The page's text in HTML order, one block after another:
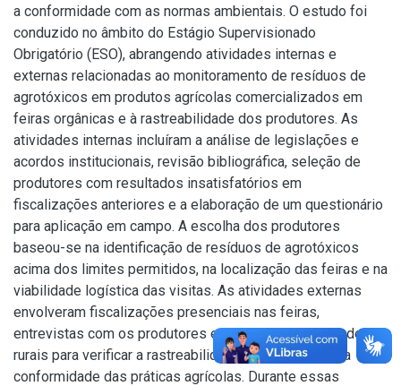
a conformidade com as normas ambientais. O estudo foi
conduzido no âmbito do Estágio Supervisionado
Obrigatório (ESO), abrangendo atividades internas e
externas relacionadas ao monitoramento de resíduos de
agrotóxicos em produtos agrícolas comercializados em
feiras orgânicas e à rastreabilidade dos produtores. As
atividades internas incluíram a análise de legislações e
acordos institucionais, revisão bibliográfica, seleção de
produtores com resultados insatisfatórios em
fiscalizações anteriores e a elaboração de um questionário
para aplicação em campo. A escolha dos produtores
baseou-se na identificação de resíduos de agrotóxicos
acima dos limites permitidos, na localização das feiras e na
viabilidade logística das visitas. As atividades externas
envolveram fiscalizações presenciais nas feiras,
entrevistas com os produtores e visitas às propriedades
rurais para verificar a rastreabilidade dos produtos e a
conformidade das práticas agrícolas. Durante essas